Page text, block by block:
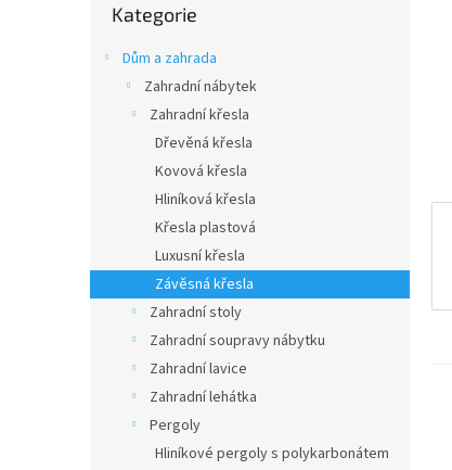
kategorie
Kategorie
Dům a zahrada
Zahradní nábytek
Zahradní křesla
Dřevěná křesla
Kovová křesla
Hliníková křesla
Křesla plastová
Luxusní křesla
Závěsná křesla
Zahradní stoly
Zahradní soupravy nábytku
Zahradní lavice
Zahradní lehátka
Pergoly
Hliníkové pergoly s polykarbonátem